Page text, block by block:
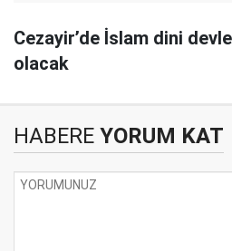
Cezayir’de İslam dini
olacak
HABERE YORUM KAT